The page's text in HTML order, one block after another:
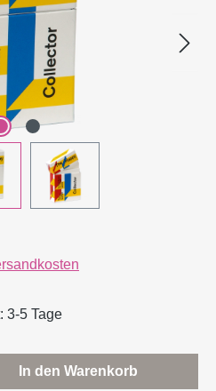
3-5 Tage
den gewünschten
In den Warenkorb